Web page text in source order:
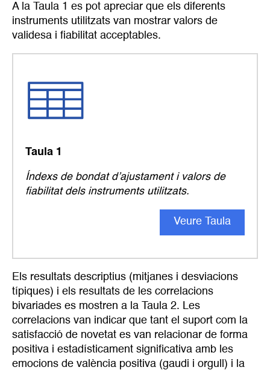
A la Taula 1 es pot apreciar que els diferents
instruments utilitzats van mostrar valors de
validesa i fiabilitat acceptables.
Taula 1
Índexs de bondat d’ajustament i valors de
fiabilitat dels instruments utilitzats.
Veure Taula
Els resultats descriptius (mitjanes i desviacions
típiques) i els resultats de les correlacions
bivariades es mostren a la Taula 2. Les
correlacions van indicar que tant el suport com la
satisfacció de novetat es van relacionar de forma
positiva i estadísticament significativa amb les
emocions de valència positiva (gaudi i orgull) i la